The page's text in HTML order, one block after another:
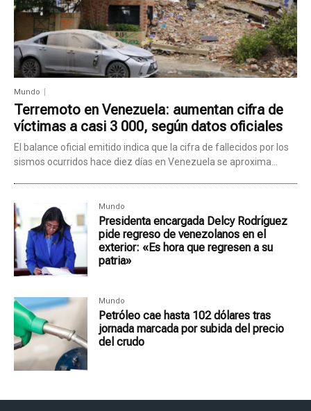
Mundo
Terremoto en Venezuela: aumentan cifra de
víctimas a casi 3 000, según datos oficiales
El balance oficial emitido indica que la cifra de fallecidos por los
sismos ocurridos hace diez días en Venezuela se aproxima...
Mundo
Presidenta encargada Delcy Rodríguez
pide regreso de venezolanos en el
exterior: «Es hora que regresen a su
patria»
Mundo
Petróleo cae hasta 102 dólares tras
jornada marcada por subida del precio
del crudo